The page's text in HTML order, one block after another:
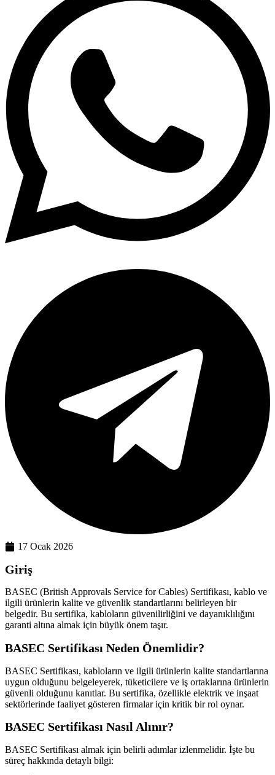
17 Ocak 2026
Giriş
BASEC (British Approvals Service for Cables) Sertifikası, kablo ve
ilgili ürünlerin kalite ve güvenlik standartlarını belirleyen bir
belgedir. Bu sertifika, kabloların güvenilirliğini ve dayanıklılığını
garanti altına almak için büyük önem taşır.
BASEC Sertifikası Neden Önemlidir?
BASEC Sertifikası, kabloların ve ilgili ürünlerin kalite standartlarına
uygun olduğunu belgeleyerek, tüketicilere ve iş ortaklarına ürünlerin
güvenli olduğunu kanıtlar. Bu sertifika, özellikle elektrik ve inşaat
sektörlerinde faaliyet gösteren firmalar için kritik bir rol oynar.
BASEC Sertifikası Nasıl Alınır?
BASEC Sertifikası almak için belirli adımlar izlenmelidir. İşte bu
süreç hakkında detaylı bilgi: